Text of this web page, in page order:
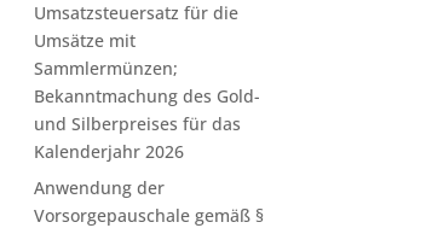
Umsatzsteuersatz für die
Umsätze mit
Sammlermünzen;
Bekanntmachung des Gold-
und Silberpreises für das
Kalenderjahr 2026
Anwendung der
Vorsorgepauschale gemäß §